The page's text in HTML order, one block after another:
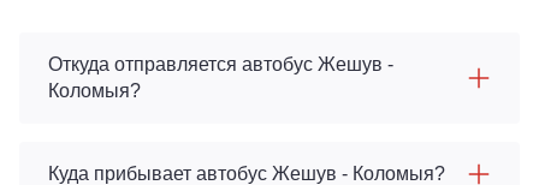
Откуда отправляется автобус Жешув -
Коломыя?
Куда прибывает автобус Жешув - Коломыя?